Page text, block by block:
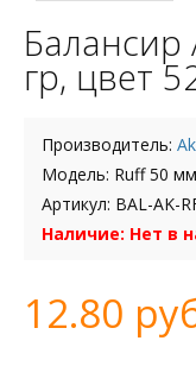
Балансир
гр, цвет
Производитель:
Модель: Ruff 50
Артикул: BAL-AK-
Наличие: Нет в
12.80